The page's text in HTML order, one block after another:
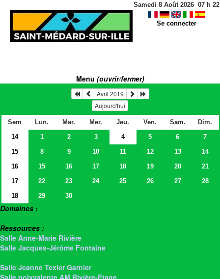
Samedi 8 Août 2026 07h 22
Se connecter
Menu (ouvrir/fermer)
Avril 2019
Aujourd'hui
Sem Lun. Mar. Mer. Jeu. Ven. Sam.
Dim.
14
1 2 3 4 5 6
7
15
8 9 10 11 12 13
14
16
15 16 17 18 19 20
21
17
22 23 24 25 26 27
28
18
29 30
Domaines :
Ressources :
Salle Anne-Marie Rivière
Salle Jacques-Jérôme Fontaine
Salle Jeanne Texier Garnier
Salle polyvalente AM Rivière-Etage